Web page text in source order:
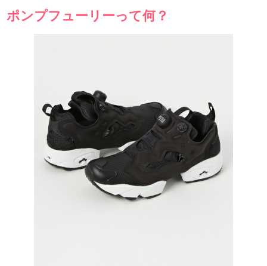
ポンプフューリーって何？